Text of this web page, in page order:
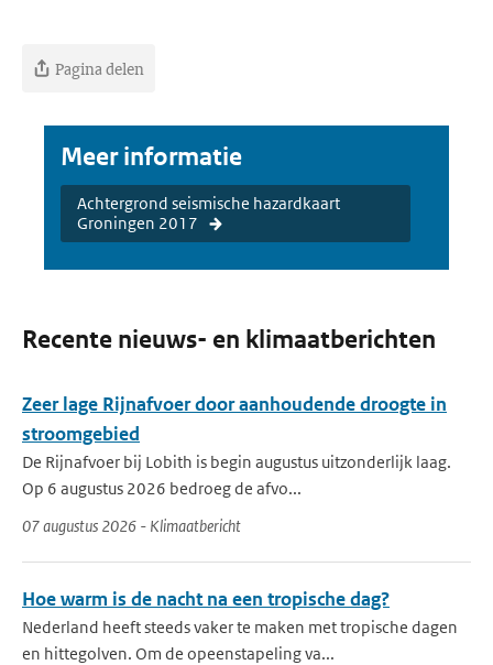
Pagina delen
Meer informatie
Achtergrond seismische hazardkaart
Groningen 2017
Recente nieuws- en klimaatberichten
Zeer lage Rijnafvoer door aanhoudende droogte in
stroomgebied
De Rijnafvoer bij Lobith is begin augustus uitzonderlijk laag.
Op 6 augustus 2026 bedroeg de afvo...
07 augustus 2026 - Klimaatbericht
Hoe warm is de nacht na een tropische dag?
Nederland heeft steeds vaker te maken met tropische dagen
en hittegolven. Om de opeenstapeling va...